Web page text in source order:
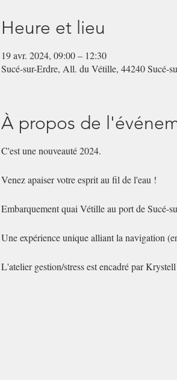
Heure et lieu
19 avr. 2024, 09:00 – 12:30
Sucé-sur-Erdre, All. du Vétille, 44240 Sucé-
À propos de
C'est une nouveauté 2024.
Venez apaiser votre esprit au fil de l'eau !
Embarquement quai Vétille au port de Sucé-
Une expérience unique alliant la navigation
L'atelier gestion/stress est encadré par